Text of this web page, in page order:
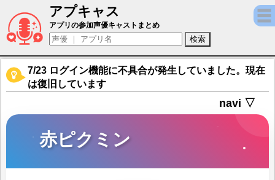
アプキャス
赤ピクミン（声優：－)【Pikmin Bloom】キ
アプリの参加声優キャストまとめ
7/23 ログイン機能に不具合が発生していました。現在
は復旧しています
navi ▽
赤ピクミン